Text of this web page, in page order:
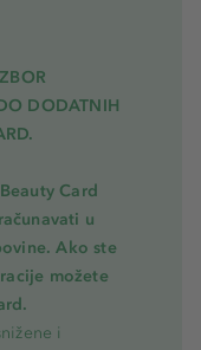
DODATNIH
Card
u
Ako ste
možete
i